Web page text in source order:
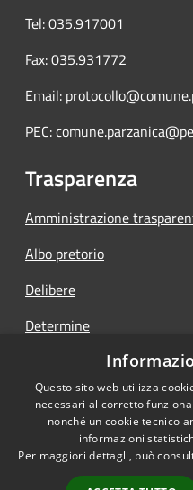
Tel: 035.917001
Fax: 035.931772
Email:
PEC:
Trasparenza
Amministrazione
Albo pretorio
Delibere
Determine
RSS
Accessibilità
Questo sito web utilizza
necessari al corretto
nonché un cookie tecnico
informazioni
Per maggiori dettagli, può